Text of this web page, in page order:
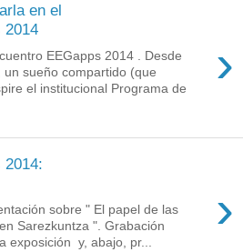
en el
2014
›
EEGapps 2014 . Desde
un sueño compartido (que
el institucional Programa de
2014:
›
sobre " El papel de las
Sarezkuntza ". Grabación
exposición y, abajo, pr...